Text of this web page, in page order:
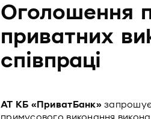
Оголошення
приватних
співпраці
АТ КБ «ПриватБанк» запрошує